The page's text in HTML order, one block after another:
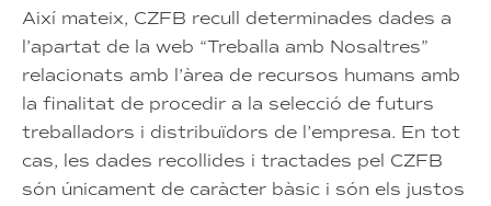
Així mateix, CZFB recull determinades dades a
l’apartat de la web “Treballa amb Nosaltres”
relacionats amb l’àrea de recursos humans amb
la finalitat de procedir a la selecció de futurs
treballadors i distribuïdors de l’empresa. En tot
cas, les dades recollides i tractades pel CZFB
són únicament de caràcter bàsic i són els justos